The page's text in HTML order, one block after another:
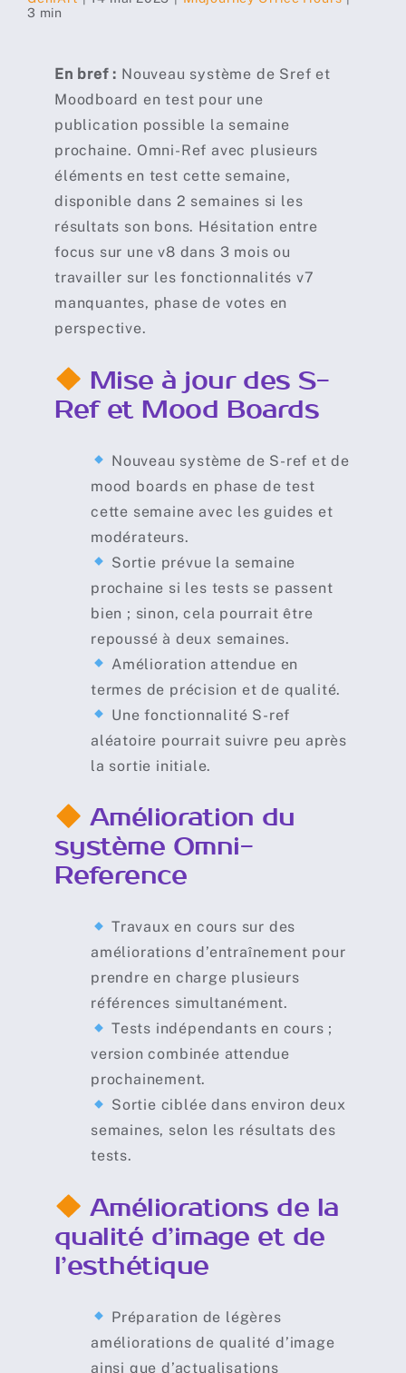
3 min
En bref : Nouveau système de Sref et
Moodboard en test pour une
publication possible la semaine
prochaine. Omni-Ref avec plusieurs
éléments en test cette semaine,
disponible dans 2 semaines si les
résultats son bons. Hésitation entre
focus sur une v8 dans 3 mois ou
travailler sur les fonctionnalités v7
manquantes, phase de votes en
perspective.
Mise à jour des S-
Ref et Mood Boards
Nouveau système de S-ref et de
mood boards en phase de test
cette semaine avec les guides et
modérateurs.
Sortie prévue la semaine
prochaine si les tests se passent
bien ; sinon, cela pourrait être
repoussé à deux semaines.
Amélioration attendue en
termes de précision et de qualité.
Une fonctionnalité S-ref
aléatoire pourrait suivre peu après
la sortie initiale.
Amélioration du
système Omni-
Reference
Travaux en cours sur des
améliorations d’entraînement pour
prendre en charge plusieurs
références simultanément.
Tests indépendants en cours ;
version combinée attendue
prochainement.
Sortie ciblée dans environ deux
semaines, selon les résultats des
tests.
Améliorations de la
qualité d’image et de
l’esthétique
Préparation de légères
améliorations de qualité d’image
ainsi que d’actualisations